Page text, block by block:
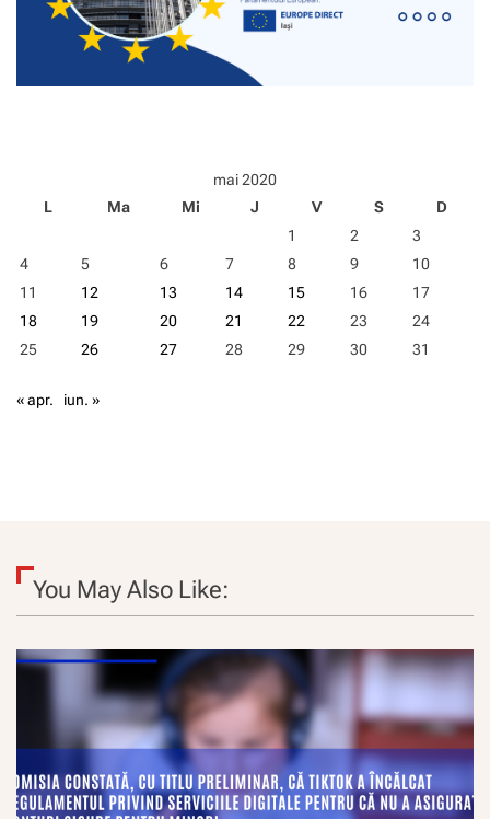
mai 2020
L
Ma Mi J V S
D
1
2
3
4
5 6 7 8 9
10
11
12 13 14 15 16
17
18
19 20 21 22 23
24
25
26 27 28 29 30 31
« apr. iun. »
You May Also Like: